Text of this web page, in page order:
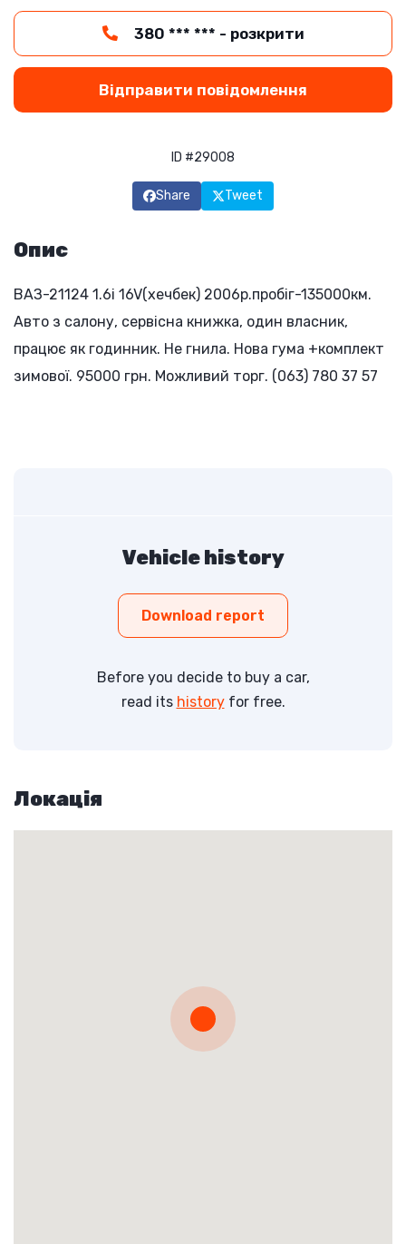
380 *** *** - розкрити
Відправити повідомлення
ID #29008
Share Tweet
Опис
ВАЗ-21124 1.6i 16V(хечбек) 2006р.пробіг-135000км.
Авто з салону, сервісна книжка, один власник,
працює як годинник. Не гнила. Нова гума +комплект
зимової. 95000 грн. Можливий торг. (063) 780 37 57
Vehicle history
Download report
Before you decide to buy a car,
read its historyfor free.
Локація